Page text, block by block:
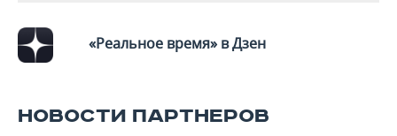
«Реальное время» в Дзен
НОВОСТИ ПАРТНЕРОВ